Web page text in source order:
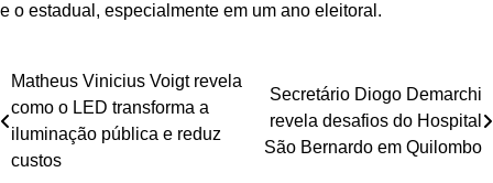
e o estadual, especialmente em um ano eleitoral.
Navegação
de
Post
Matheus Vinicius Voigt revela
como o LED transforma a
iluminação pública e reduz
custos
Secretário Diogo Demarchi
revela desafios do Hospital
São Bernardo em Quilombo